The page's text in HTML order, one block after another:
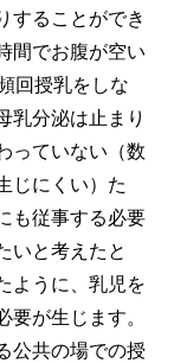
することができ
間でお腹が空い
回授乳をしな
乳分泌は止まり
っていない（数
じにくい）た
も従事する必要
いと考えたと
ように、乳児を
が生じます。
公共の場での授